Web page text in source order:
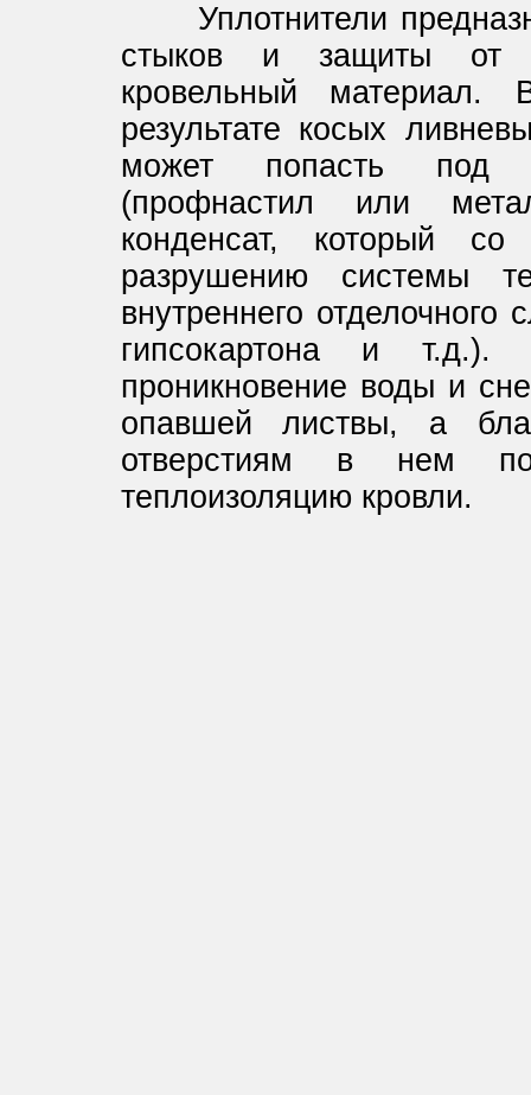
Уплотнители
стыков и защиты от
кровельный материал.
результате косых
может попасть под
(профнастил или
конденсат, который
разрушению системы
внутреннего отделочного
гипсокартона и т.д.).
проникновение воды и
опавшей листвы, а
отверстиям в нем
теплоизоляцию кровли.